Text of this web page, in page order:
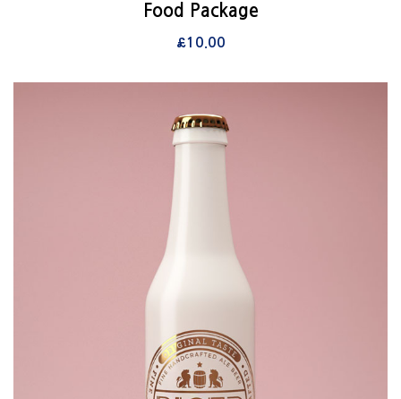
View DetailsFood Package
£10.00